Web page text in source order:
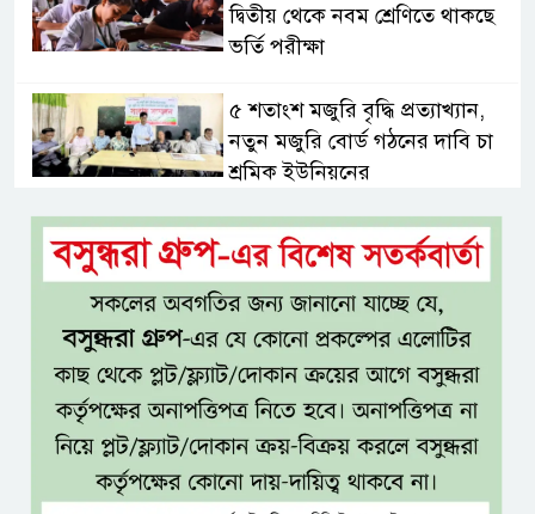
দ্বিতীয় থেকে নবম শ্রেণিতে থাকছে
ভর্তি পরীক্ষা
৫ শতাংশ মজুরি বৃদ্ধি প্রত্যাখ্যান,
নতুন মজুরি বোর্ড গঠনের দাবি চা
শ্রমিক ইউনিয়নের
টাঙ্গাইল জেলা পরিষদের উদ্যোগে
২৩ লাখ টাকার আর্থিক অনুদানের
চেক বিতরণ
ধলেশ্বরী থেকে অবৈধ বালু উত্তোলন,
হুমকিতে শামসুল হক সেতু
বঙ্গভবনের নতুন বাসিন্দা কি মির্জা
ফখরুল? বিএনপিতে জোর